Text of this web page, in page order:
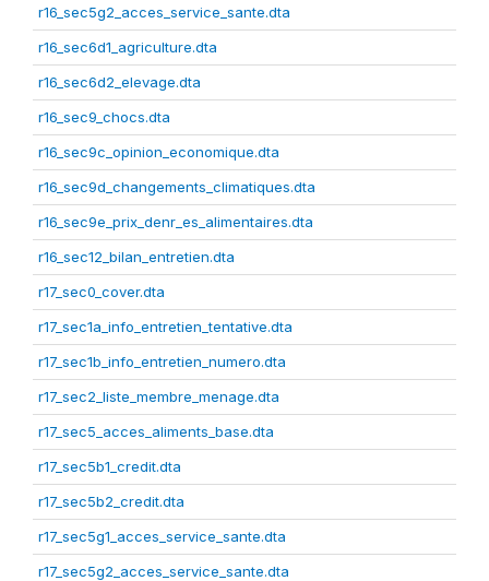
r16_sec5g2_acces_service_sante.dta
r16_sec6d1_agriculture.dta
r16_sec6d2_elevage.dta
r16_sec9_chocs.dta
r16_sec9c_opinion_economique.dta
r16_sec9d_changements_climatiques.dta
r16_sec9e_prix_denr_es_alimentaires.dta
r16_sec12_bilan_entretien.dta
r17_sec0_cover.dta
r17_sec1a_info_entretien_tentative.dta
r17_sec1b_info_entretien_numero.dta
r17_sec2_liste_membre_menage.dta
r17_sec5_acces_aliments_base.dta
r17_sec5b1_credit.dta
r17_sec5b2_credit.dta
r17_sec5g1_acces_service_sante.dta
r17_sec5g2_acces_service_sante.dta